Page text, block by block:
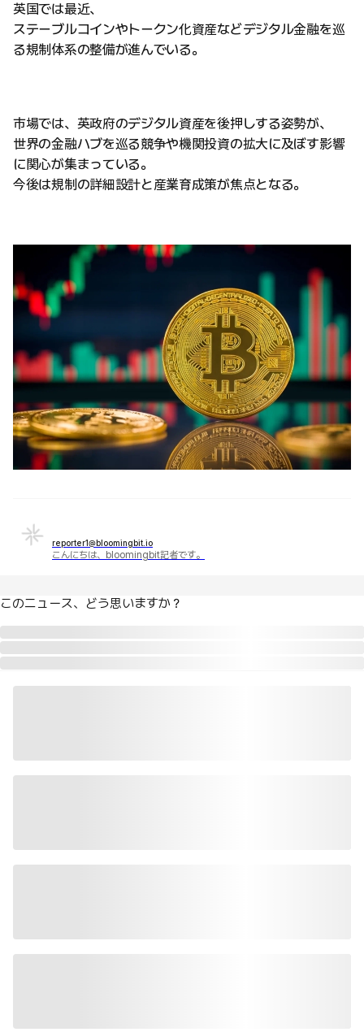
英国では最近、
ステーブルコインやトークン化資産などデジタル金融を巡
る規制体系の整備が進んでいる。
市場では、英政府のデジタル資産を後押しする姿勢が、
世界の金融ハブを巡る競争や機関投資の拡大に及ぼす影響
に関心が集まっている。
今後は規制の詳細設計と産業育成策が焦点となる。
reporter1@bloomingbit.io
こんにちは、bloomingbit記者です。
このニュース、どう思いますか？